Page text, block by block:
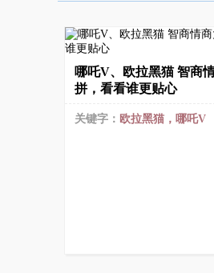
哪吒V、欧拉黑猫 智商
拼，看看谁更贴心
关键字： 欧拉黑猫，哪吒V